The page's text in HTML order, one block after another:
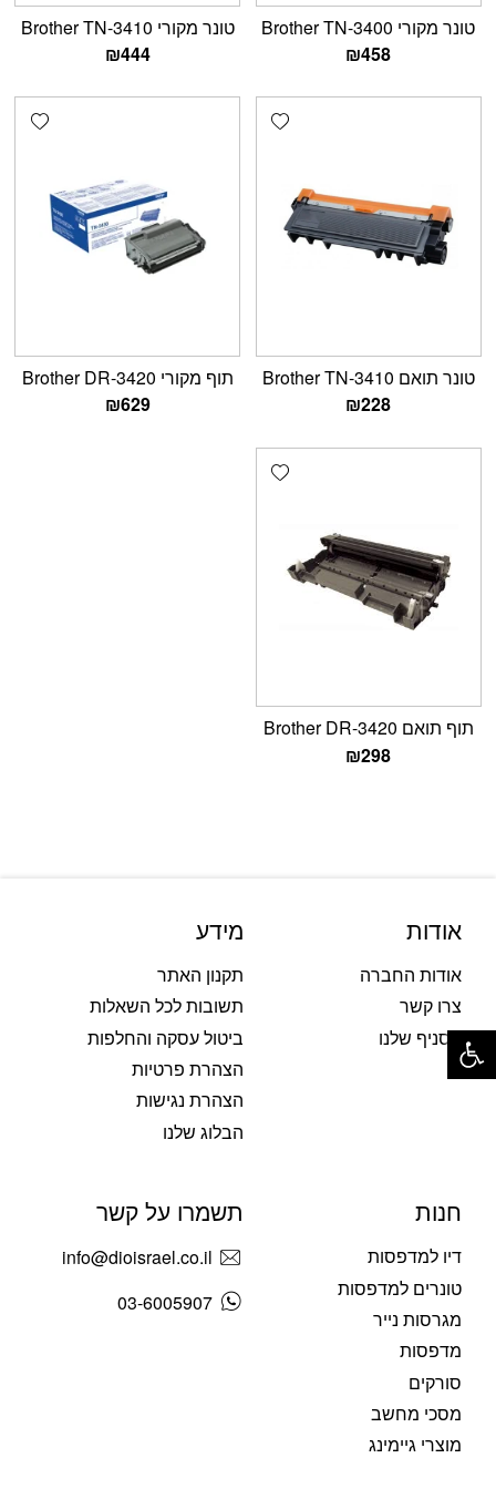
טונר מקורי Brother TN-3400
₪458
טונר מקורי Brother TN-3410
₪444
Add wishlist
טונר תואם Brother TN-3410
₪228
תוף מקורי Brother DR-3420
₪629
Add wishlist
תוף תואם Brother DR-3420
₪298
אודות
אודות החברה
צרו קשר
הסניף שלנו
מידע
תקנון האתר
תשובות לכל השאלות
ביטול עסקה והחלפות
הצהרת פרטיות
הצהרת נגישות
הבלוג שלנו
חנות
דיו למדפסות
טונרים למדפסות
מגרסות נייר
מדפסות
סורקים
מסכי מחשב
מוצרי גיימינג
תשמרו על קשר
info@dioisrael.co.il
03-6005907
פתח סרגל נגישות